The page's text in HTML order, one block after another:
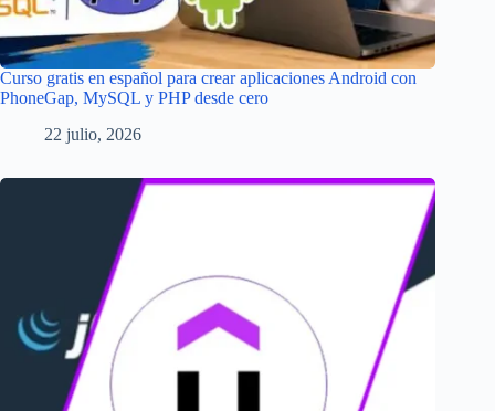
Curso gratis en español para crear aplicaciones Android con
PhoneGap, MySQL y PHP desde cero
22 julio, 2026